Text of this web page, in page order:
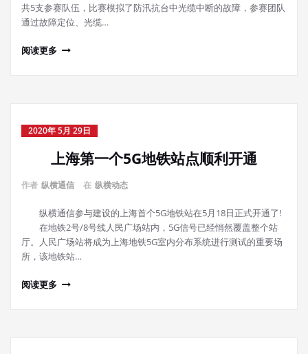
共5支参赛队伍，比赛模拟了防汛抗台中光缆中断的故障，参赛团队
通过故障定位、光缆…
阅读更多
2020年 5月 29日
上海第一个5G地铁站点顺利开通
作者 纵横通信 在 纵横动态
纵横通信参与建设的上海首个5G地铁站在5月18日正式开通了!
在地铁2号/8号线人民广场站内，5G信号已经悄然覆盖整个站
厅。人民广场站将成为上海地铁5G室内分布系统进行测试的重要场
所，该地铁站…
阅读更多